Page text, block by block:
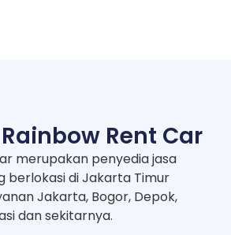
Rent Car
merupakan penyedia jasa
berlokasi di Jakarta Timur
Jakarta, Bogor, Depok,
dan sekitarnya.